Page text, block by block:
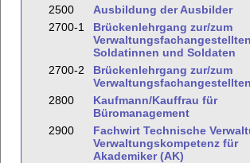
2500
Ausbildung der Ausbilder
2700-1
Brückenlehrgang zur/zum
Soldatinnen und Soldaten
2700-2
Brückenlehrgang zur/zum
Verwaltungsfachangestellten
2800
Kaufmann/Kauffrau für
Büromanagement
2900
Fachwirt Technische
Verwaltungskompetenz für
Akademiker (AK)